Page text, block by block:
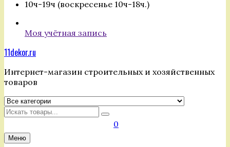
10ч-19ч (воскресенье 10ч-18ч.)
Моя учётная запись
11dekor.ru
Интернет-магазин строительных и хозяйственных
товаров
Искать
0
Меню